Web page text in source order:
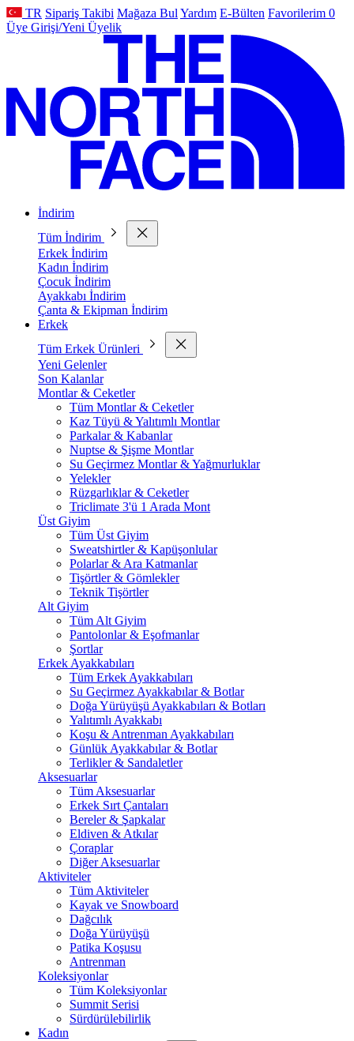
TR Sipariş Takibi Mağaza Bul Yardım E-Bülten Favorilerim 0
Üye Girişi/Yeni Üyelik
İndirim
Tüm İndirim
Erkek İndirim
Kadın İndirim
Çocuk İndirim
Ayakkabı İndirim
Çanta & Ekipman İndirim
Erkek
Tüm Erkek Ürünleri
Yeni Gelenler
Son Kalanlar
Montlar & Ceketler
Tüm Montlar & Ceketler
Kaz Tüyü & Yalıtımlı Montlar
Parkalar & Kabanlar
Nuptse & Şişme Montlar
Su Geçirmez Montlar & Yağmurluklar
Yelekler
Rüzgarlıklar & Ceketler
Triclimate 3'ü 1 Arada Mont
Üst Giyim
Tüm Üst Giyim
Sweatshirtler & Kapüşonlular
Polarlar & Ara Katmanlar
Tişörtler & Gömlekler
Teknik Tişörtler
Alt Giyim
Tüm Alt Giyim
Pantolonlar & Eşofmanlar
Şortlar
Erkek Ayakkabıları
Tüm Erkek Ayakkabıları
Su Geçirmez Ayakkabılar & Botlar
Doğa Yürüyüşü Ayakkabıları & Botları
Yalıtımlı Ayakkabı
Koşu & Antrenman Ayakkabıları
Günlük Ayakkabılar & Botlar
Terlikler & Sandaletler
Aksesuarlar
Tüm Aksesuarlar
Erkek Sırt Çantaları
Bereler & Şapkalar
Eldiven & Atkılar
Çoraplar
Diğer Aksesuarlar
Aktiviteler
Tüm Aktiviteler
Kayak ve Snowboard
Dağcılık
Doğa Yürüyüşü
Patika Koşusu
Antrenman
Koleksiyonlar
Tüm Koleksiyonlar
Summit Serisi
Sürdürülebilirlik
Kadın